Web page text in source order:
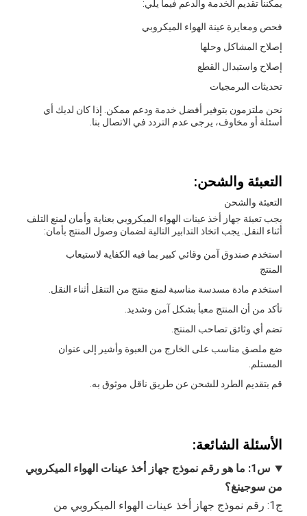
يمكننا تقديم الخدمة والدعم فيما يلي:
فحص ومعايرة عينة الهواء الميكروبي
إصلاح المشاكل وحلها
إصلاح واستبدال القطع
تحديثات البرمجيات
نحن ملتزمون بتوفير أفضل خدمة ودعم ممكن. إذا كان لديك أي
أسئلة أو مخاوف، يرجى عدم التردد في الاتصال بنا.
التعبئة والشحن:
التعبئة والشحن
يجب تعبئة جهاز أخذ عينات الهواء الميكروبي بعناية وأمان لمنع التلف
أثناء النقل. يجب اتخاذ التدابير التالية لضمان وصول المنتج بأمان:
استخدم صندوق آمن وقائي كبير بما فيه الكفاية لاستيعاب
المنتج
استخدم مادة مسدسة مناسبة لمنع منتج من التنقل أثناء النقل.
تأكد من أن المنتج معبأ بشكل آمن وشديد.
تضم أي وثائق تصاحب المنتج.
ضع ملصق مناسب على الخارج من العبوة وأشير إلى عنوان
المستلم.
قم بتقديم الطرد للشحن عن طريق ناقل موثوق به.
الأسئلة الشائعة:
س1: ما هو رقم نموذج جهاز أخذ عينات الهواء الميكروبي
من سوجينغ؟
ج1: رقم نموذج جهاز أخذ عينات الهواء الميكروبي من